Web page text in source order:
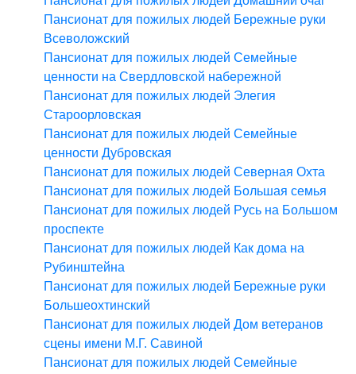
Пансионат для пожилых людей Бережные руки
Всеволожский
Пансионат для пожилых людей Семейные
ценности на Свердловской набережной
Пансионат для пожилых людей Элегия
Староорловская
Пансионат для пожилых людей Семейные
ценности Дубровская
Пансионат для пожилых людей Северная Охта
Пансионат для пожилых людей Большая семья
Пансионат для пожилых людей Русь на Большом
проспекте
Пансионат для пожилых людей Как дома на
Рубинштейна
Пансионат для пожилых людей Бережные руки
Большеохтинский
Пансионат для пожилых людей Дом ветеранов
сцены имени М.Г. Савиной
Пансионат для пожилых людей Семейные